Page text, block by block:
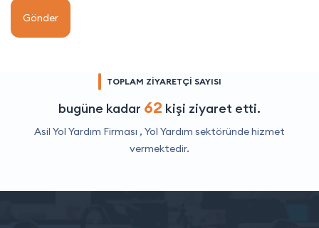
Gönder
TOPLAM ZİYARETÇİ SAYISI
bugüne kadar 62 kişi ziyaret etti.
Asil Yol Yardım Firması , Yol Yardım sektöründe hizmet
vermektedir.